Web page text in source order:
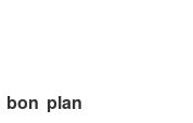
bon plan